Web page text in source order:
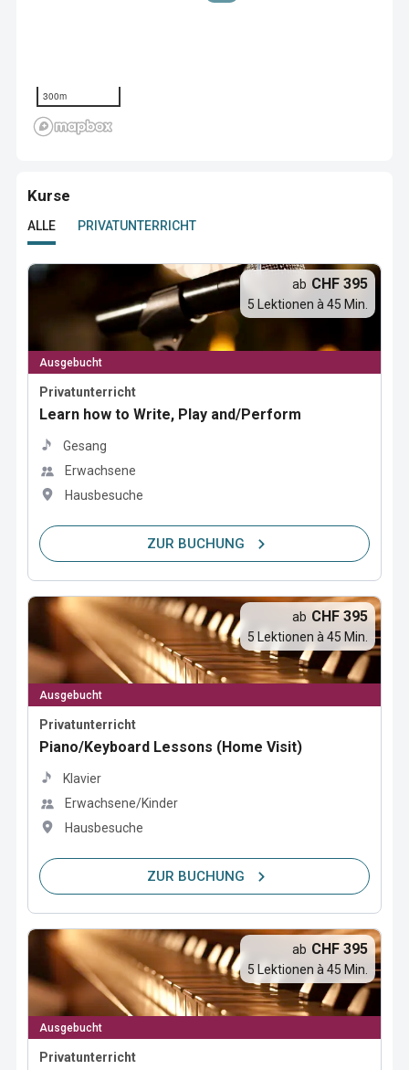
300m
Kurse
ALLE PRIVATUNTERRICHT
Ausgebucht
Privatunterricht
Learn how to Write, Play and/Perform
Gesang
Erwachsene
Hausbesuche
ab CHF 395
5 Lektionen à 45 Min.
ZUR BUCHUNG
Ausgebucht
Privatunterricht
Piano/Keyboard Lessons (Home Visit)
Klavier
Erwachsene/Kinder
Hausbesuche
ab CHF 395
5 Lektionen à 45 Min.
ZUR BUCHUNG
Ausgebucht
Privatunterricht
ab CHF 395
5 Lektionen à 45 Min.